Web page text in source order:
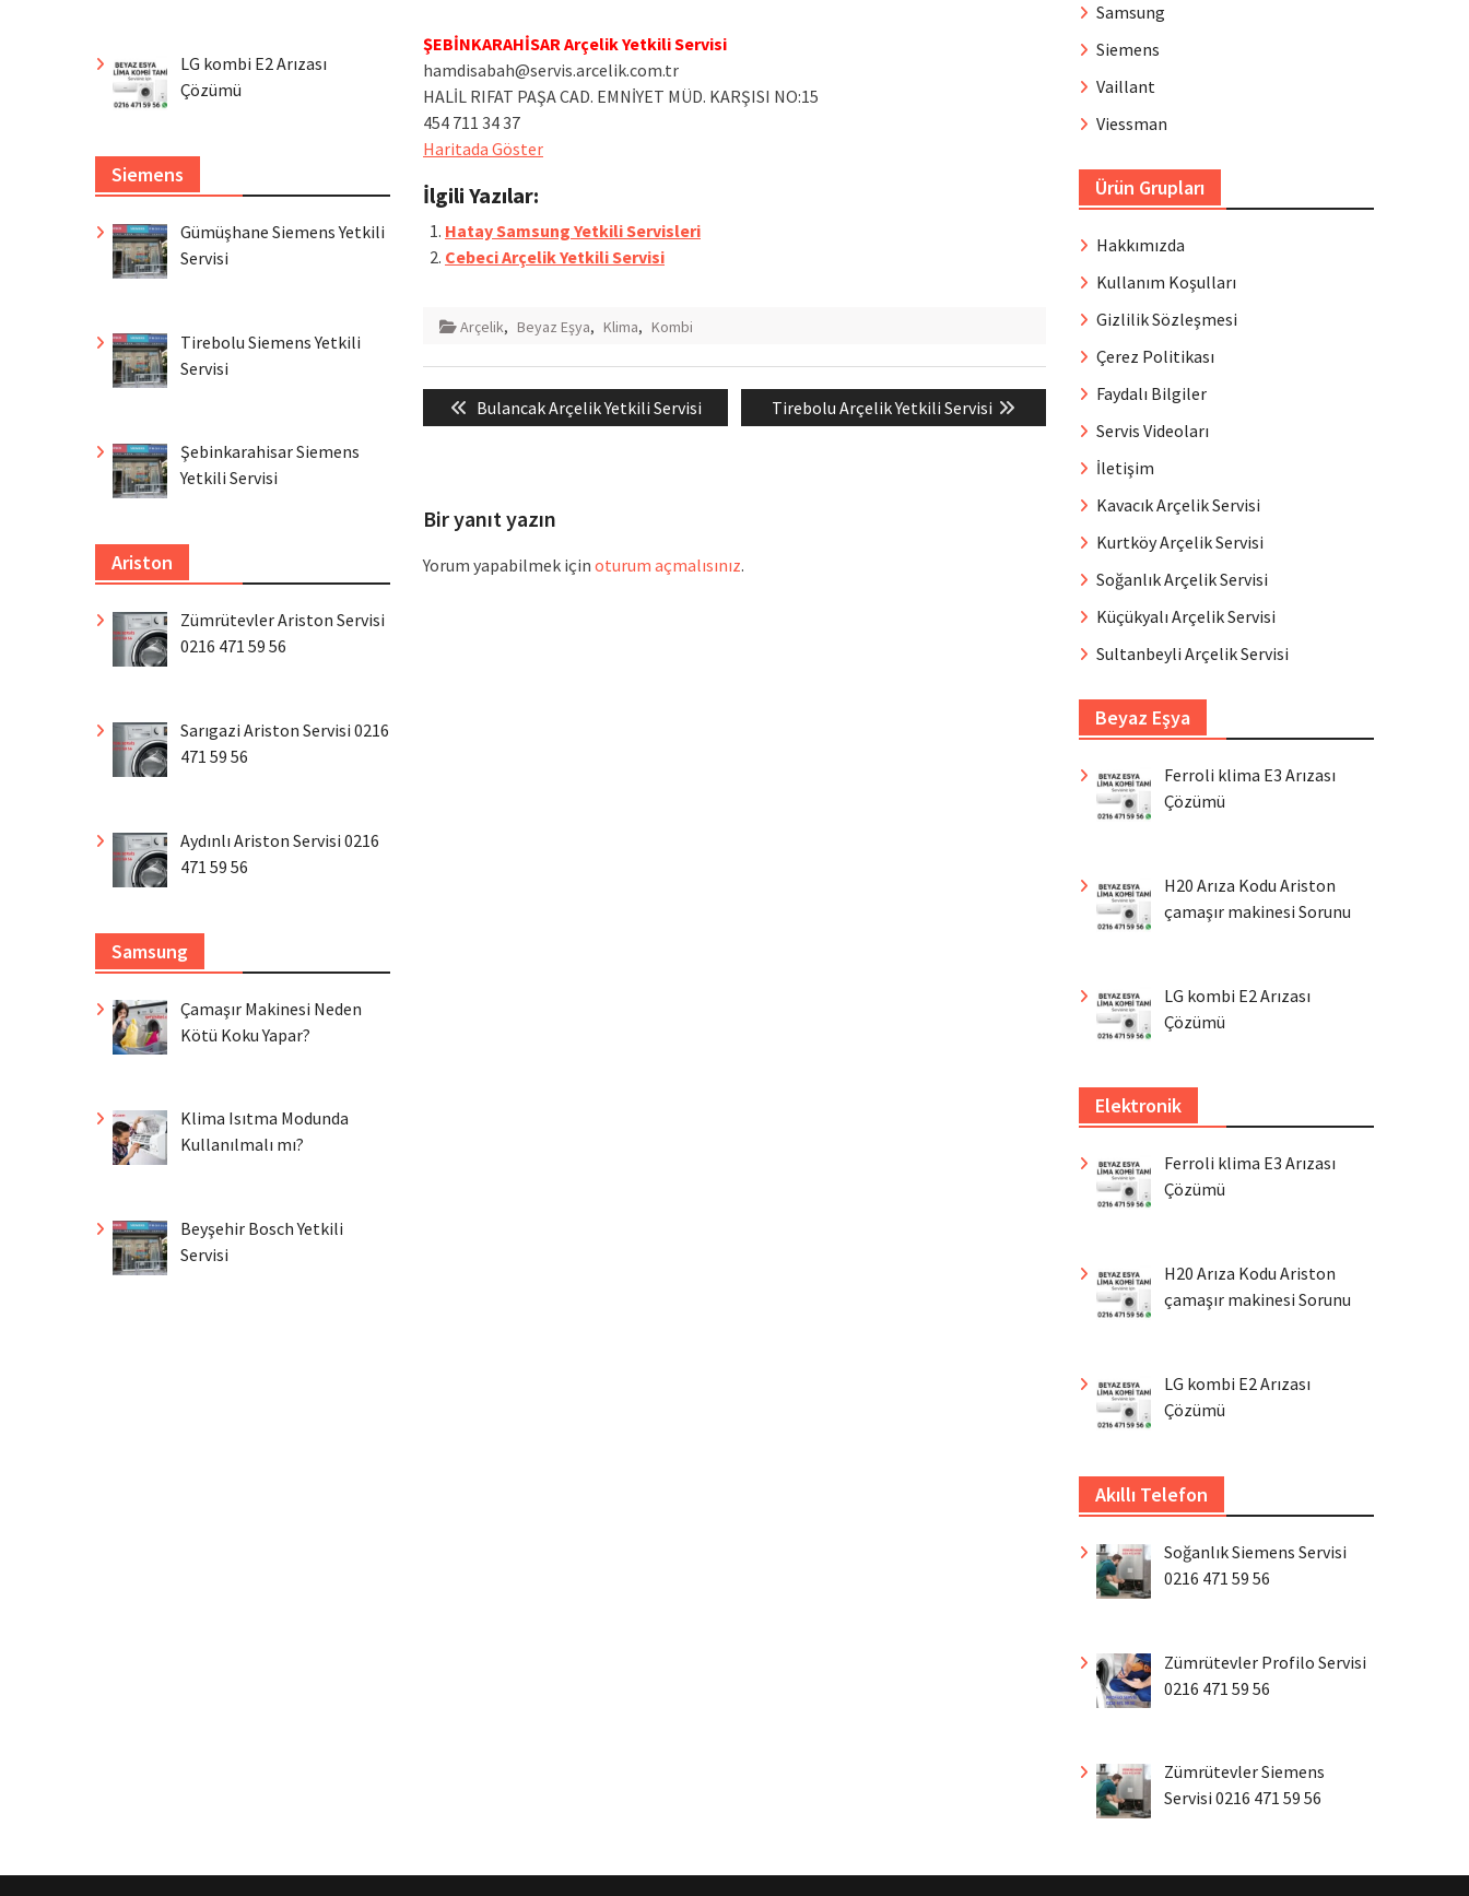
ŞEBİNKARAHİSAR Arçelik Yetkili Servisi
hamdisabah@servis.arcelik.com.tr
HALİL RIFAT PAŞA CAD. EMNİYET MÜD. KARŞISI NO:15
454 711 34 37
Haritada Göster
İlgili Yazılar:
Hatay Samsung Yetkili Servisleri
Cebeci Arçelik Yetkili Servisi
Arçelik, Beyaz Eşya, Klima, Kombi
Yazı
gezinmesi
Previous
post:
Bulancak Arçelik Yetkili Servisi
Next
post:
Tirebolu Arçelik Yetkili Servisi
Bir yanıt yazın
Yorum yapabilmek için oturum açmalısınız.
Samsung
Siemens
Vaillant
Viessman
Ürün Grupları
Hakkımızda
Kullanım Koşulları
Gizlilik Sözleşmesi
Çerez Politikası
Faydalı Bilgiler
Servis Videoları
İletişim
Kavacık Arçelik Servisi
Kurtköy Arçelik Servisi
Soğanlık Arçelik Servisi
Küçükyalı Arçelik Servisi
Sultanbeyli Arçelik Servisi
Beyaz Eşya
Ferroli klima E3 Arızası
Çözümü
H20 Arıza Kodu Ariston
çamaşır makinesi Sorunu
LG kombi E2 Arızası
Çözümü
Elektronik
Ferroli klima E3 Arızası
Çözümü
H20 Arıza Kodu Ariston
çamaşır makinesi Sorunu
LG kombi E2 Arızası
Çözümü
Akıllı Telefon
Soğanlık Siemens Servisi
0216 471 59 56
Zümrütevler Profilo Servisi
0216 471 59 56
Zümrütevler Siemens
Servisi 0216 471 59 56
LG kombi E2 Arızası
Çözümü
Siemens
Gümüşhane Siemens Yetkili
Servisi
Tirebolu Siemens Yetkili
Servisi
Şebinkarahisar Siemens
Yetkili Servisi
Ariston
Zümrütevler Ariston Servisi
0216 471 59 56
Sarıgazi Ariston Servisi 0216
471 59 56
Aydınlı Ariston Servisi 0216
471 59 56
Samsung
Çamaşır Makinesi Neden
Kötü Koku Yapar?
Klima Isıtma Modunda
Kullanılmalı mı?
Beyşehir Bosch Yetkili
Servisi